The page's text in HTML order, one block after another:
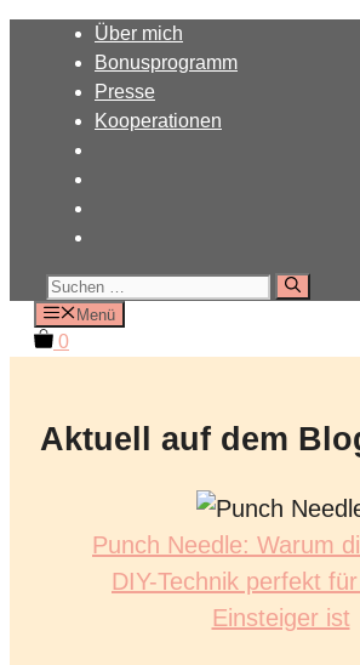
springen
Über mich
Bonusprogramm
Presse
Kooperationen
Suchen
nach:Menü
0
Aktuell auf dem
Punch Needle: Warum
DIY-Technik perfekt
Einsteiger ist